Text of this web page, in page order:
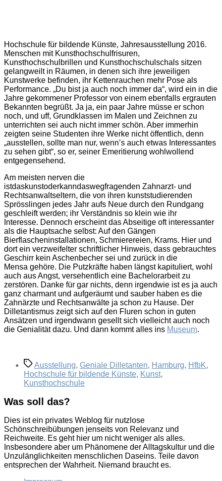
Hochschule für bildende Künste, Jahresausstellung 2016.
Menschen mit Kunsthochschulfrisuren,
Kunsthochschulbrillen und Kunsthochschulschals sitzen
gelangweilt in Räumen, in denen sich ihre jeweiligen
Kunstwerke befinden, ihr Kettenrauchen mehr Pose als
Performance. „Du bist ja auch noch immer da“, wird ein in die
Jahre gekommener Professor von einem ebenfalls ergrauten
Bekannten begrüßt. Ja ja, ein paar Jahre müsse er schon
noch, und uff, Grundklassen im Malen und Zeichnen zu
unterrichten sei auch nicht immer schön. Aber immerhin
zeigten seine Studenten ihre Werke nicht öffentlich, denn
„ausstellen, sollte man nur, wenn’s auch etwas Interessantes
zu sehen gibt“, so er, seiner Emeritierung wohlwollend
entgegensehend.
Am meisten nerven die
istdaskunstoderkanndaswegfragenden Zahnarzt- und
Rechtsanwaltseltern, die von ihren kunststudierenden
Sprösslingen jedes Jahr aufs Neue durch den Rundgang
geschleift werden; ihr Verständnis so klein wie ihr
Interesse. Dennoch erscheint das Abseitige oft interessanter
als die Hauptsache selbst: Auf den Gängen
Bierflascheninstallationen, Schmierereien, Krams. Hier und
dort ein verzweifelter schriftlicher Hinweis, dass gebrauchtes
Geschirr kein Aschenbecher sei und zurück in die
Mensa gehöre. Die Putzkräfte haben längst kapituliert, wohl
auch aus Angst, versehentlich eine Bachelorarbeit zu
zerstören. Danke für gar nichts, denn irgendwie ist es ja auch
ganz charmant und aufgeräumt und sauber haben es die
Zahnärzte und Rechtsanwälte ja schon zu Hause. Der
Dilletantismus zeigt sich auf den Fluren schon in guten
Ansätzen und irgendwann gesellt sich vielleicht auch noch
die Genialität dazu. Und dann kommt alles ins Museum.
Schlagwörter
Ausstellung, Geniale Dilletanten, Hamburg, HfbK,
Hochschule für bildende Künste, Kunst,
Kunsthochschule
Was soll das?
Dies ist ein privates Weblog für nutzlose
Schönschreibübungen jenseits von Relevanz und
Reichweite. Es geht hier um nicht weniger als alles.
Insbesondere aber um Phänomene der Alltagskultur und die
Unzulänglichkeiten menschlichen Daseins. Teile davon
entsprechen der Wahrheit. Niemand braucht es.